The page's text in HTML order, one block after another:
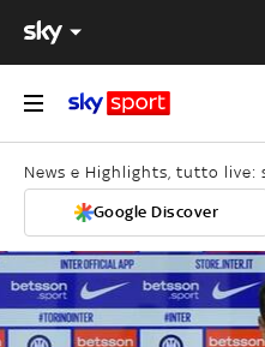
News e Highlights, tutto live:
Google Discover